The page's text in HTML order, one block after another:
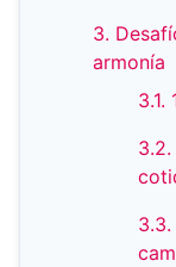
3.
armonía
3.1.